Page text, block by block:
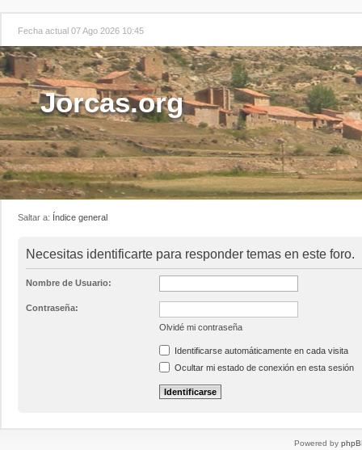
Fecha actual 07 Ago 2026 10:45
Jorcas.org
Saltar a: Índice general
Necesitas identificarte para responder temas en este foro.
Nombre de Usuario:
Contraseña:
Olvidé mi contraseña
Identificarse automáticamente en cada visita
Ocultar mi estado de conexión en esta sesión
Powered by